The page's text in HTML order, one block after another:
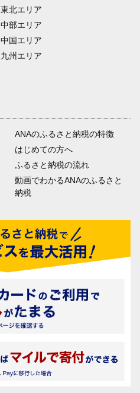
東北エリア
中部エリア
中国エリア
九州エリア
ANAのふるさと納税の特徴
はじめての方へ
ふるさと納税の流れ
動画でわかるANAのふるさと
納税